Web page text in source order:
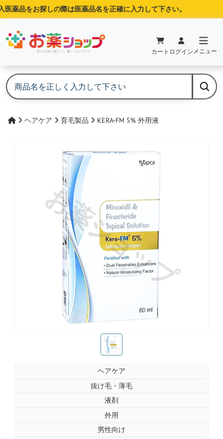
薬品をお探しの際は医薬品名を正確に入力して下さい。
カート ログイン メニュー
ヘアケア 育毛製品 KERA-FM 5% 外用液
お薬ショップ
お薬ショップ
ヘアケア
抜け毛・薄毛
液剤
外用
男性向け